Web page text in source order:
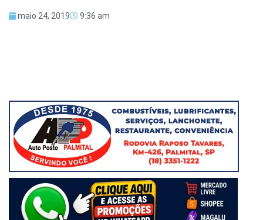
maio 24, 2019 9:36 am